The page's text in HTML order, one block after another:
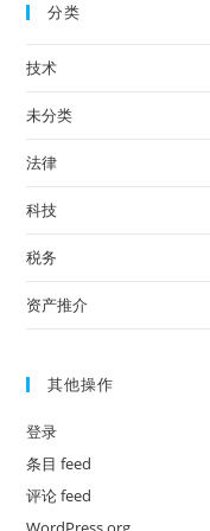
分类
技术
未分类
法律
科技
税务
资产推介
其他操作
登录
条目 feed
评论 feed